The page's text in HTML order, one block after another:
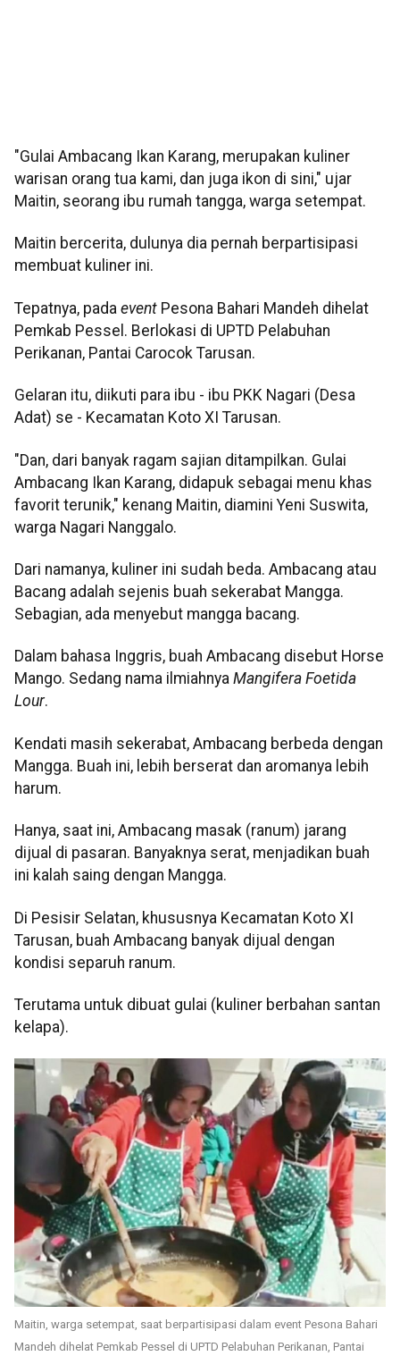
"Gulai Ambacang Ikan Karang, merupakan kuliner
warisan orang tua kami, dan juga ikon di sini," ujar
Maitin, seorang ibu rumah tangga, warga setempat.
Maitin bercerita, dulunya dia pernah berpartisipasi
membuat kuliner ini.
Tepatnya, pada event Pesona Bahari Mandeh dihelat
Pemkab Pessel. Berlokasi di UPTD Pelabuhan
Perikanan, Pantai Carocok Tarusan.
Gelaran itu, diikuti para ibu - ibu PKK Nagari (Desa
Adat) se - Kecamatan Koto XI Tarusan.
"Dan, dari banyak ragam sajian ditampilkan. Gulai
Ambacang Ikan Karang, didapuk sebagai menu khas
favorit terunik," kenang Maitin, diamini Yeni Suswita,
warga Nagari Nanggalo.
Dari namanya, kuliner ini sudah beda. Ambacang atau
Bacang adalah sejenis buah sekerabat Mangga.
Sebagian, ada menyebut mangga bacang.
Dalam bahasa Inggris, buah Ambacang disebut Horse
Mango. Sedang nama ilmiahnya Mangifera Foetida
Lour.
Kendati masih sekerabat, Ambacang berbeda dengan
Mangga. Buah ini, lebih berserat dan aromanya lebih
harum.
Hanya, saat ini, Ambacang masak (ranum) jarang
dijual di pasaran. Banyaknya serat, menjadikan buah
ini kalah saing dengan Mangga.
Di Pesisir Selatan, khususnya Kecamatan Koto XI
Tarusan, buah Ambacang banyak dijual dengan
kondisi separuh ranum.
Terutama untuk dibuat gulai (kuliner berbahan santan
kelapa).
Maitin, warga setempat, saat berpartisipasi dalam event Pesona Bahari
Mandeh dihelat Pemkab Pessel di UPTD Pelabuhan Perikanan, Pantai